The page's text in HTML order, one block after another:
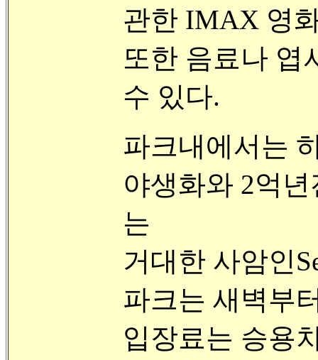
관한 IMAX 영
또한 음료나 엽
수 있다.
파크내에서는
야생화와 2억
는
거대한 사암인
파크는 새벽부
입장료는 승용